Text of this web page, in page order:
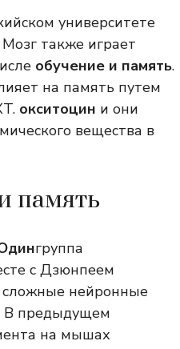
университете
Мозг также играет
обучение и память.
на память путем
окситоцин и они
вещества в
память
группа
с Дзюнпеем
сложные нейронные
В предыдущем
на мышах